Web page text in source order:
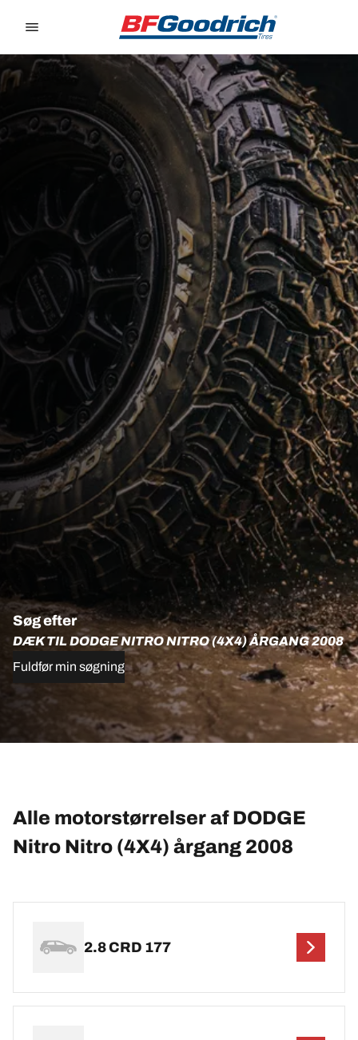
Søg efter
DÆK TIL DODGE NITRO NITRO (4X4) ÅRGANG 2008
Fuldfør min søgning
Alle motorstørrelser af DODGE
Nitro Nitro (4X4) årgang 2008
2.8 CRD 177